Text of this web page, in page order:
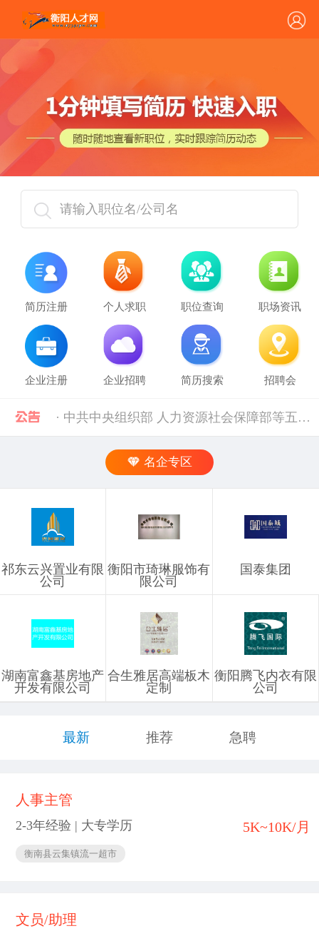
请输入职位名/公司名
简历注册 个人求职 职位查询 职场资讯
企业注册 企业招聘 简历搜索 招聘会
· 中共中央组织部 人力资源社会保障部等五部门关于进一步加强流动人员人事档案管理服务工作的通知 [10-11]
· 企业信息发布规则 [03-03]
名企专区
祁东云兴置业有限
公司
衡阳市琦琳服饰有
限公司
国泰集团
湖南富鑫基房地产
开发有限公司
合生雅居高端板木
定制
衡阳腾飞内衣有限
公司
最新 推荐 急聘
人事主管
2-3年经验 | 大专学历
衡南县云集镇流一超市
5K~10K/月
文员/助理